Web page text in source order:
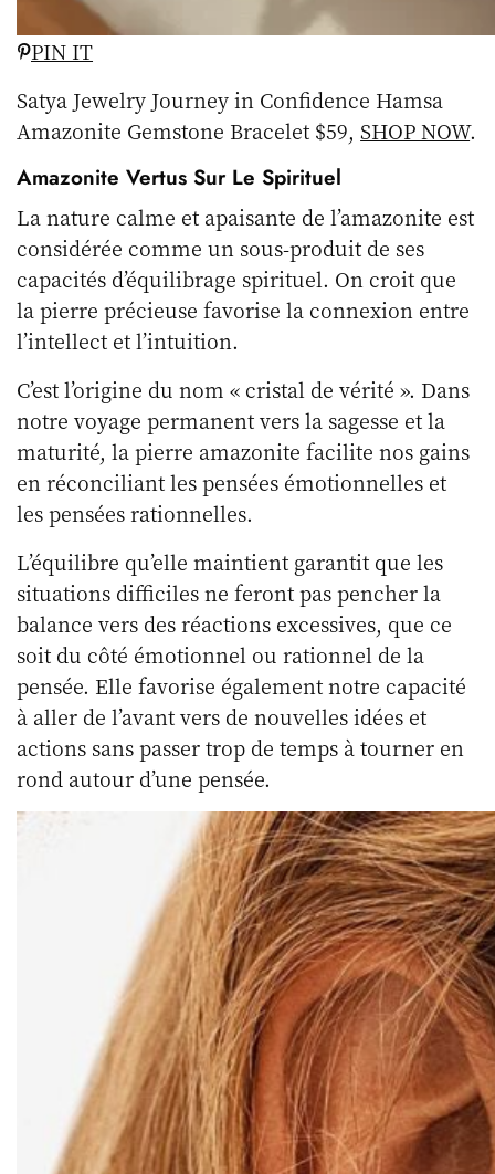
PIN IT
Satya Jewelry Journey in Confidence Hamsa
Amazonite Gemstone Bracelet $59,SHOP NOW.
Amazonite Vertus Sur Le Spirituel
La nature calme et apaisante de l’amazonite est
considérée comme un sous-produit de ses
capacités d’équilibrage spirituel. On croit que
la pierre précieuse favorise la connexion entre
l’intellect et l’intuition.
C’est l’origine du nom « cristal de vérité ». Dans
notre voyage permanent vers la sagesse et la
maturité, la pierre amazonite facilite nos gains
en réconciliant les pensées émotionnelles et
les pensées rationnelles.
L’équilibre qu’elle maintient garantit que les
situations difficiles ne feront pas pencher la
balance vers des réactions excessives, que ce
soit du côté émotionnel ou rationnel de la
pensée. Elle favorise également notre capacité
à aller de l’avant vers de nouvelles idées et
actions sans passer trop de temps à tourner en
rond autour d’une pensée.